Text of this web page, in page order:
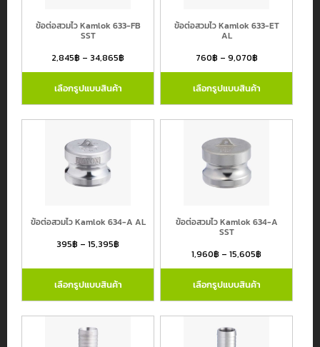
ข้อต่อสวมไว Kamlok 633-FB
SST
2,845฿ – 34,865฿
เลือกรูปแบบสินค้า
ข้อต่อสวมไว Kamlok 633-ET
AL
760฿ – 9,070฿
เลือกรูปแบบสินค้า
ข้อต่อสวมไว Kamlok 634-A AL
395฿ – 15,395฿
เลือกรูปแบบสินค้า
ข้อต่อสวมไว Kamlok 634-A
SST
1,960฿ – 15,605฿
เลือกรูปแบบสินค้า